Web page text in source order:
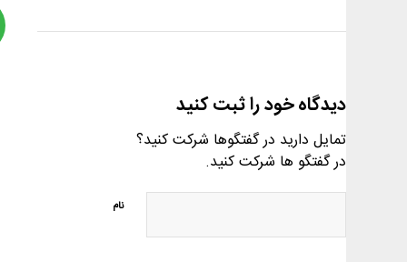
دیدگاه خود را ثبت کنید
تمایل دارید در گفتگوها شرکت کنید؟
در گفتگو ها شرکت کنید.
نام